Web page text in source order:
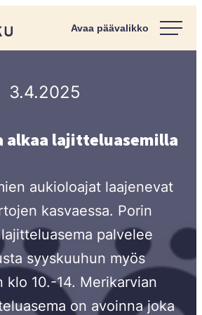
3.4.2025
alkaa lajitteluasemilla
aukioloajat laajenevat
kasvaessa. Porin
palvelee
syyskuuhun myös
klo 10.-14. Merikarvian
on avoinna joka